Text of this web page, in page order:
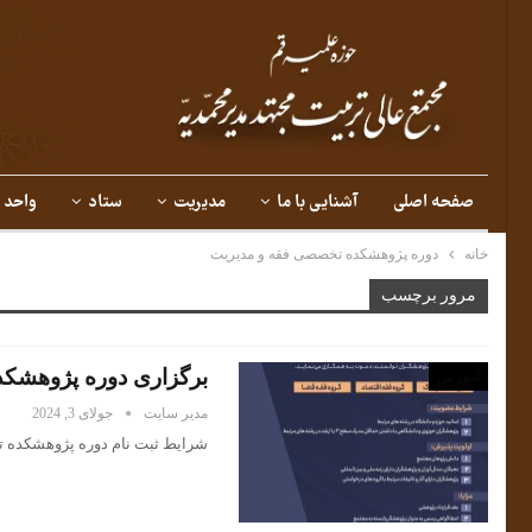
صفحه اصلی آشنایی با ما مدیریت ستاد
خانه دوره پژوهشکده تخصصی فقه و مدیریت
مرور برچسب
برگزاری دوره
مدیر سایت جولای 3, 2024
شرایط ثبت نام دوره